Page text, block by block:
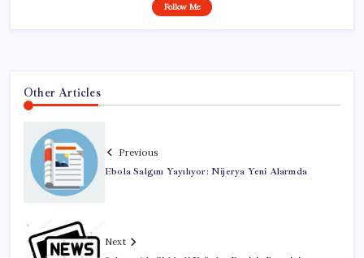
Follow Me
Other Articles
Previous
Ebola Salgını Yayılıyor: Nijerya Yeni Alarmda
Next